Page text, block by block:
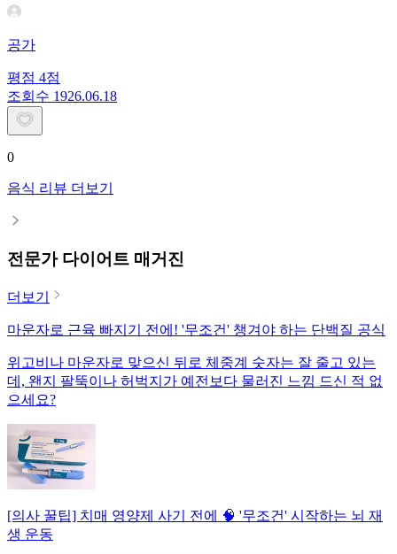
공가
평점 4점
조회수 1926.06.18
0
음식 리뷰 더보기
전문가 다이어트 매거진
더보기
마운자로 근육 빠지기 전에! '무조건' 챙겨야 하는 단백질 공식
위고비나 마운자로 맞으신 뒤로 체중계 숫자는 잘 줄고 있는
데, 왠지 팔뚝이나 허벅지가 예전보다 물러진 느낌 드신 적 없
으세요?
[의사 꿀팁] 치매 영양제 사기 전에 🧠 '무조건' 시작하는 뇌 재
생 운동